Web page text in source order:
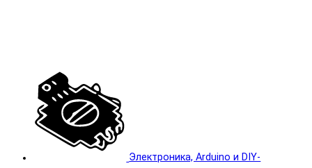
Электроника, Arduino и DIY-